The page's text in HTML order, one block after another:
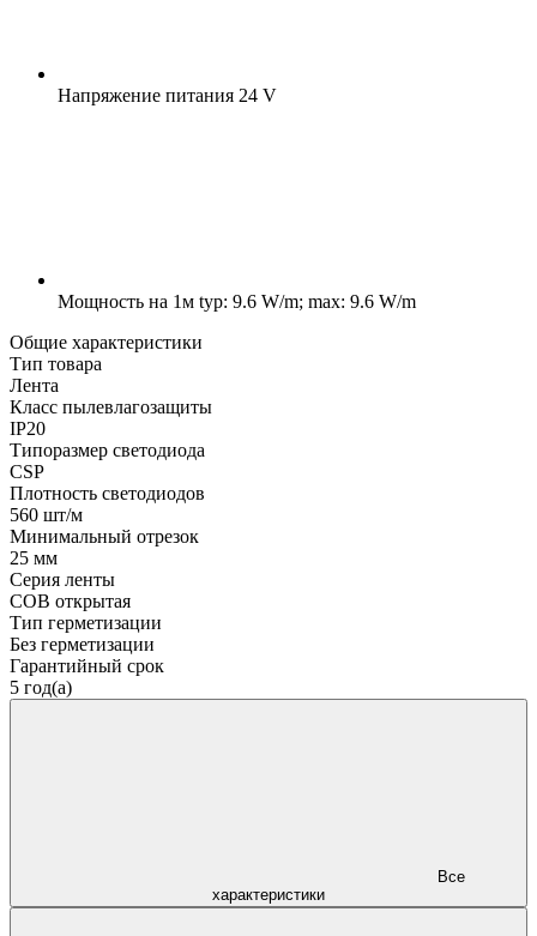
Напряжение питания 24 V
Мощность на 1м typ: 9.6 W/m; max: 9.6 W/m
Общие характеристики
Тип товара
Лента
Класс пылевлагозащиты
IP20
Типоразмер светодиода
CSP
Плотность светодиодов
560 шт/м
Минимальный отрезок
25 мм
Серия ленты
COB открытая
Тип герметизации
Без герметизации
Гарантийный срок
5 год(а)
характеристики